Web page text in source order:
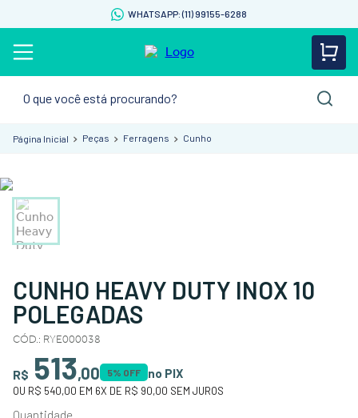
WHATSAPP: (11) 99155-6288
Peças Ferragens Cunho
CUNHO HEAVY DUTY INOX 10
POLEGADAS
CÓD.: RYE000038
R$ 513,00 5% OFF no PIX
OU R$ 540,00 EM 6X DE R$ 90,00 SEM JUROS